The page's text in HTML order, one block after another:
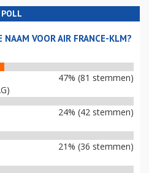
POLL
NAAM VOOR AIR FRANCE-KLM?
47% (81 stemmen)
24% (42 stemmen)
21% (36 stemmen)